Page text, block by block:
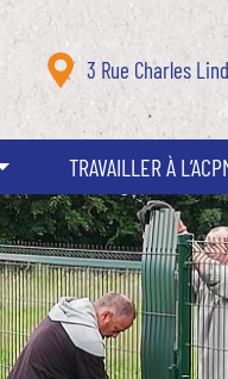
3 Rue Charles
TRAVAILLER À